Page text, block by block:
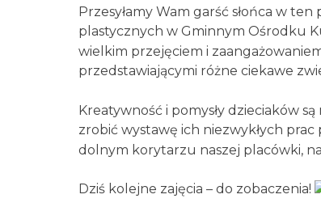
Przesyłamy Wam garść słońca w
plastycznych w Gminnym Ośrodku
wielkim przejęciem i
przedstawiającymi różne ciekawe
Kreatywność i pomysły dzieciaków
zrobić wystawę ich niezwykłych prac
dolnym korytarzu naszej placówki,
Dziś kolejne zajęcia – do zobaczenia!